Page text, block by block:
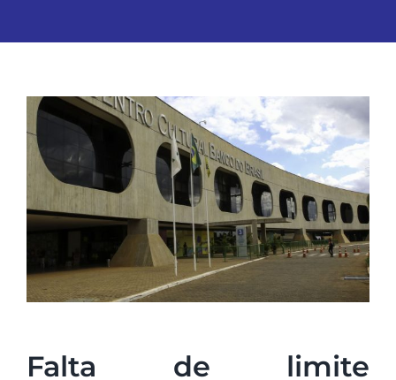
Falta de limite